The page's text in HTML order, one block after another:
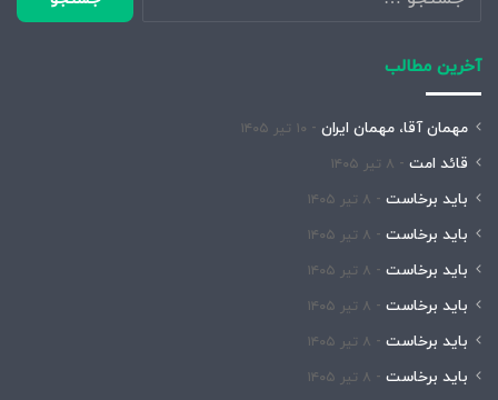
برای:
آخرین مطالب
مهمان آقا، مهمان ایران ۱۰ تیر ۱۴۰۵
قائد امت ۸ تیر ۱۴۰۵
باید برخاست ۸ تیر ۱۴۰۵
باید برخاست ۸ تیر ۱۴۰۵
باید برخاست ۸ تیر ۱۴۰۵
باید برخاست ۸ تیر ۱۴۰۵
باید برخاست ۸ تیر ۱۴۰۵
باید برخاست ۸ تیر ۱۴۰۵